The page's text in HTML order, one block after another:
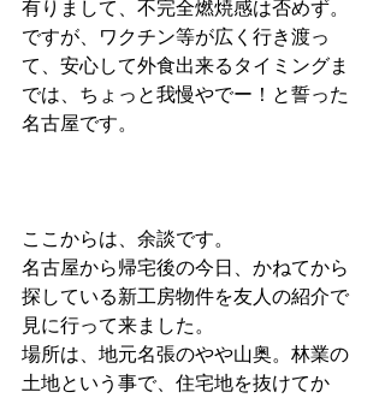
有りまして、不完全燃焼感は否めず。
ですが、ワクチン等が広く行き渡っ
て、安心して外食出来るタイミングま
では、ちょっと我慢やでー！と誓った
名古屋です。
ここからは、余談です。
名古屋から帰宅後の今日、かねてから
探している新工房物件を友人の紹介で
見に行って来ました。
場所は、地元名張のやや山奥。林業の
土地という事で、住宅地を抜けてか